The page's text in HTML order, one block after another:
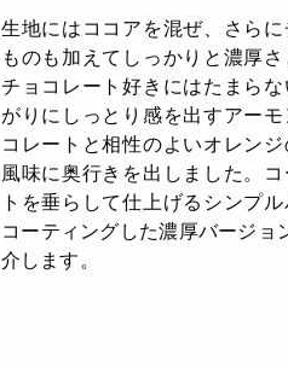
生地にはココアを混ぜ、さら
ものも加えてしっかりと濃厚さ
チョコレート好きにはたまら
がりにしっとり感を出すアー
コレートと相性のよいオレンジ
風味に奥行きを出しました。
トを垂らして仕上げるシンプ
コーティングした濃厚バージョ
介します。